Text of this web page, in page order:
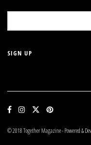
© 2018 Together Magazine - Powered &